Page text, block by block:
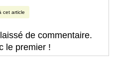
cet article
de commentaire.
le premier !